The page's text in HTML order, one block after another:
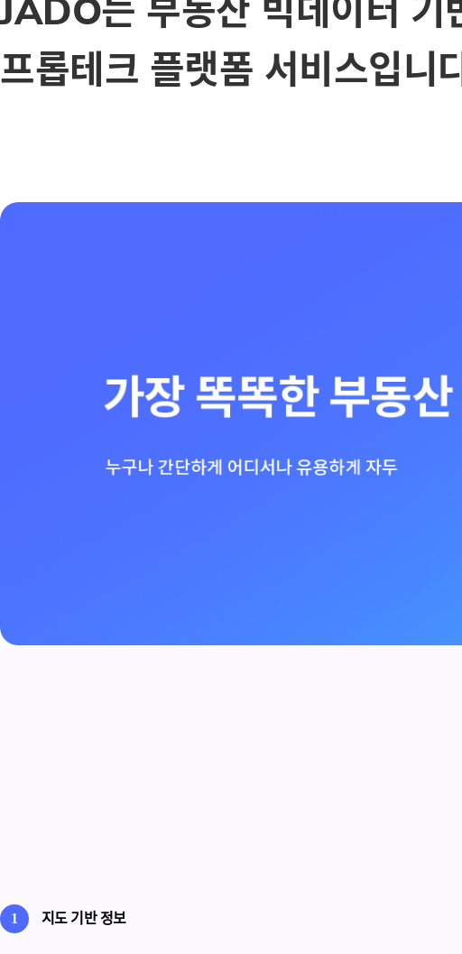
JADO
프롭테크 플랫폼 서비스입니
1 지도 기반 정보